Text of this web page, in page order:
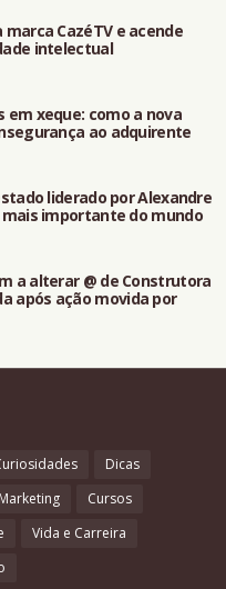
CazéTV e acende
intelectual
em xeque: como a nova
ao adquirente
liderado por Alexandre
mais importante do mundo
a alterar @ de Construtora
após ação movida por
Dicas
Marketing
Cursos
Vida e Carreira